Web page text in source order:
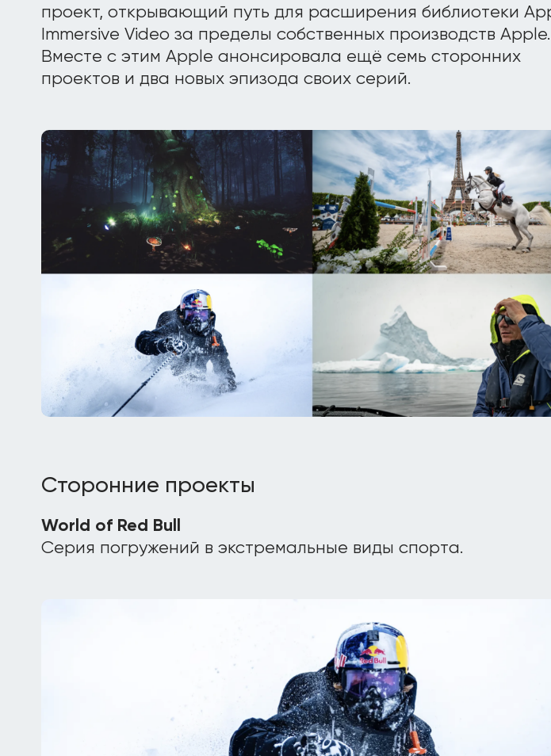
проект, открывающий путь для расширения библиотеки
Immersive Video за пределы собственных производств Apple.
Вместе с этим Apple анонсировала ещё семь сторонних
проектов и два новых эпизода своих серий.
Сторонние проекты
World of Red Bull
Серия погружений в экстремальные виды спорта.